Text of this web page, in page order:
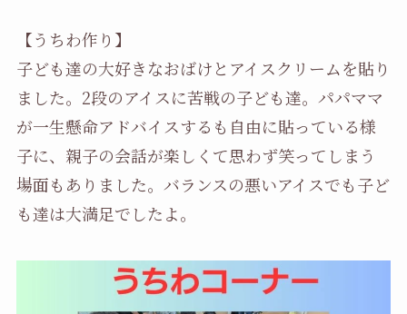
【うちわ作り】
子ども達の大好きなおばけとアイスクリームを貼り
ました。2段のアイスに苦戦の子ども達。パパママ
が一生懸命アドバイスするも自由に貼っている様
子に、親子の会話が楽しくて思わず笑ってしまう
場面もありました。バランスの悪いアイスでも子ど
も達は大満足でしたよ。